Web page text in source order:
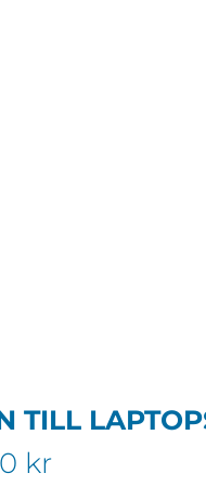
TILL
krPrisintervall: